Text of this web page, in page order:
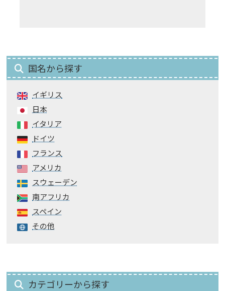
国名から探す
イギリス
日本
イタリア
ドイツ
フランス
アメリカ
スウェーデン
南アフリカ
スペイン
その他
カテゴリーから探す